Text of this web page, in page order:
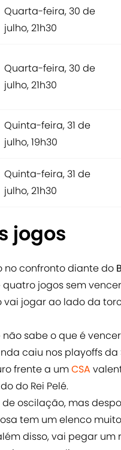
Quarta-feira, 30 de
julho, 21h30
Quarta-feira, 30 de
julho, 21h30
Quinta-feira, 31 de
julho, 19h30
Quinta-feira, 31 de
julho, 21h30
jogos
no confronto diante do
jogos sem
vai jogar ao lado da
sabe o que é
caiu nos playoffs da
frente a umCSA
do Rei Pelé.
oscilação, mas
tem um elenco
disso, vai pegar um